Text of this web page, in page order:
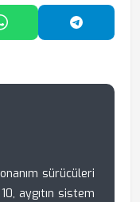
Paylaş
sürücüleri
aygıtın sistem